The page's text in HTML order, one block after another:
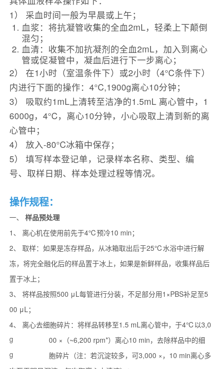
1） 采血时间一般为早晨或上午；
血浆：将抗凝管收集的全血2mL，轻柔上下颠倒
混匀；
血清：收集不加抗凝剂的全血2mL，加入到离心
管或促凝管中，凝血后进行下一步离心；
2） 在1小时（室温条件下）或2小时（4°C条件下）
内进行下面的操作：4°C,1900g离心10分钟；
3） 吸取约1mL上清转至洁净的1.5mL 离心管中，1
6000g，4°C，离心10分钟，小心吸取上清到新的离
心管中；
4） 放入-80°C冰箱中保存；
5） 填写样本登记单，记录样本名称、类型、编
号、取样日期、样本处理过程等情况。
操作规程：
一、 样品预处理
1、 离心机在使用前先于4℃预冷10 min；
2、 取样：如果是冻存样品，从冰箱取出后于25℃水浴中进行解
冻，将完全融化后的样品置于冰上，如果是新鲜样品，收集样品后
置于冰上；
3、 将样品按照500 μL每管进行分装，不足部分用1×PBS补足至5
00 μL；
4、 离心去细胞碎片：将样品转移至1.5 mL离心管中，于4℃以3,0
00 ×
g
（~6,200 rpm*）离心10 min，去除样品中的细
胞碎片（注：若沉淀较多，可3,000 ×
g
，10 min离心多